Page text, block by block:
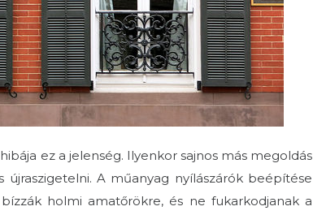
ez a jelenség. Ilyenkor sajnos más megoldás
A műanyag nyílászárók beépítése
holmi amatőrökre, és ne fukarkodjanak a